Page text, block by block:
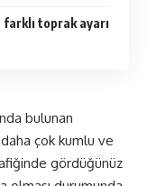
toprak ayarı
bulunan
çok kumlu ve
gördüğünüz